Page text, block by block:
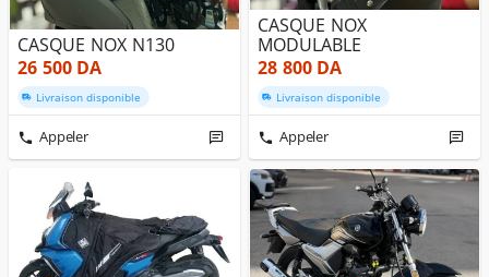
CASQUE NOX N130
26 500DA
Livraison disponible
Appeler
CASQUE NOX
MODULABLE
28 800DA
Livraison disponible
Appeler